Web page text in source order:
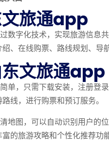
旅通app
数字化技术，实现旅游信息
、在线购票、路线规划、导
文旅通app
单，只需下载安装，注册登
线，进行购票和预订服务。
地图，可以自动识别用户的
的旅游攻略和个性化推荐功